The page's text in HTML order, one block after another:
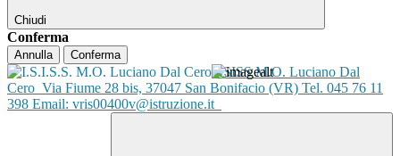
Chiudi
Conferma
Annulla Conferma
ISISS M.O. Luciano Dal
Cero Via Fiume 28 bis, 37047 San Bonifacio (VR) Tel. 045 76 11
398 Email: vris00400v@istruzione.it